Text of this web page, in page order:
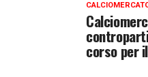
corso per